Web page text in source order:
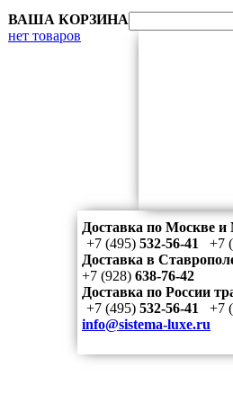
ВАША КОРЗИНА
нет товаров
Доставка по
+7 (495) 532-56-41 +7
Доставка в
+7 (928) 638-76-42
Доставка по России
+7 (495) 532-56-41 +7
info@sistema-luxe.ru